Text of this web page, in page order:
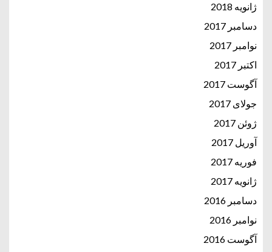
ژانویه 2018
دسامبر 2017
نوامبر 2017
اکتبر 2017
آگوست 2017
جولای 2017
ژوئن 2017
آوریل 2017
فوریه 2017
ژانویه 2017
دسامبر 2016
نوامبر 2016
آگوست 2016